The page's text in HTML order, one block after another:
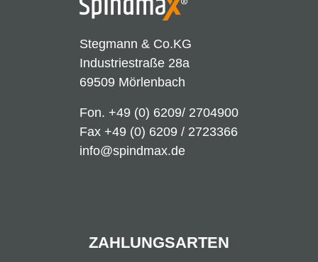
Stegmann & Co.KG
Industriestraße 28a
69509 Mörlenbach
Fon. +49 (0) 6209/ 2704900
Fax +49 (0) 6209 / 2723366
info@spindmax.de
ZAHLUNGSARTEN